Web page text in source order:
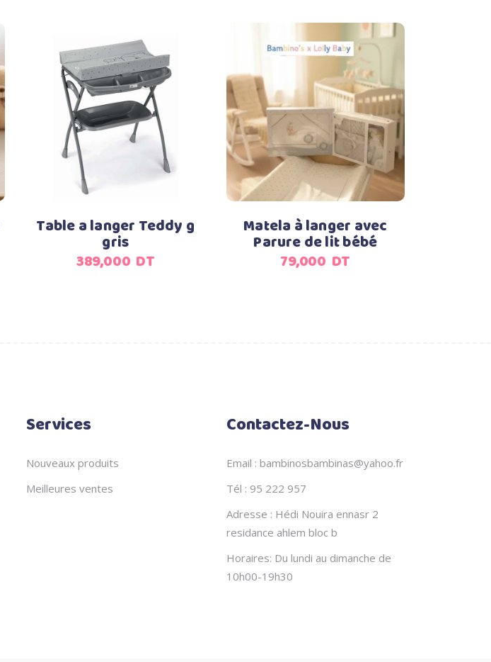
Ajouter au panier
Table a langer Teddy g
gris
389,000 DT
Ajouter au panier
Matela à langer avec
Parure de lit bébé
79,000 DT
Services
Nouveaux produits
Meilleures ventes
Contactez-Nous
Email : bambinosbambinas@yahoo.fr
Tél : 95 222 957
Adresse : Hédi Nouira ennasr 2
residance ahlem bloc b
Horaires: Du lundi au dimanche de
10h00-19h30